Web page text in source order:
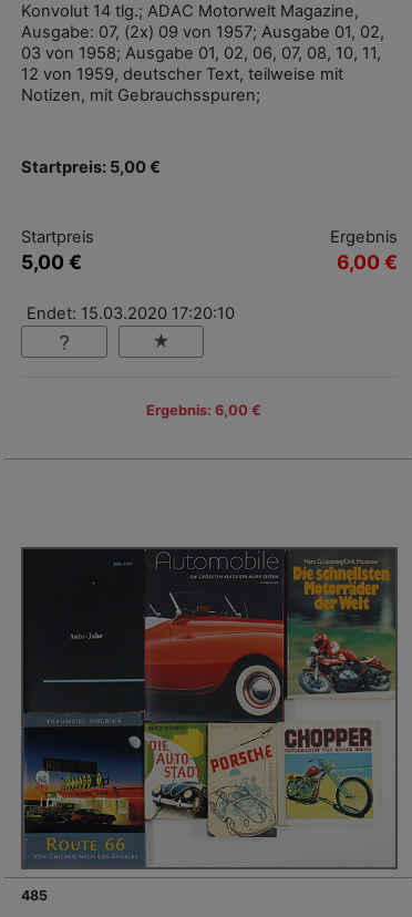
Konvolut 14 tlg.; ADAC Motorwelt Magazine,
Ausgabe: 07, (2x) 09 von 1957; Ausgabe 01, 02,
03 von 1958; Ausgabe 01, 02, 06, 07, 08, 10, 11,
12 von 1959, deutscher Text, teilweise mit
Notizen, mit Gebrauchsspuren;
Startpreis: 5,00 €
Startpreis
5,00 €
Ergebnis
6,00 €
Endet: 15.03.2020 17:20:10
Ergebnis: 6,00 €
485